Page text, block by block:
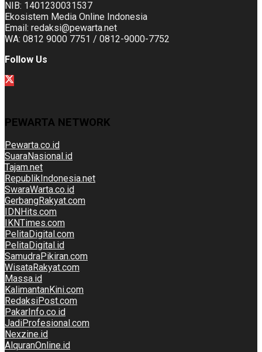
NIB: 1401230031537
Ekosistem Media Online Indonesia
Email: redaksi@pewarta.net
WA: 0812 9000 7751 / 0812-9000-7752
Follow Us
PEWARTA NETWORK
Pewarta.co.id
SuaraNasional.id
Tajam.net
RepublikIndonesia.net
SwaraWarta.co.id
GerbangRakyat.com
IDNHits.com
IKNTimes.com
PelitaDigital.com
PelitaDigital.id
SamudraPikiran.com
WisataRakyat.com
Massa.id
KalimantanKini.com
RedaksiPost.com
PakarInfo.co.id
JadiProfesional.com
Nexzine.id
AlquranOnline.id